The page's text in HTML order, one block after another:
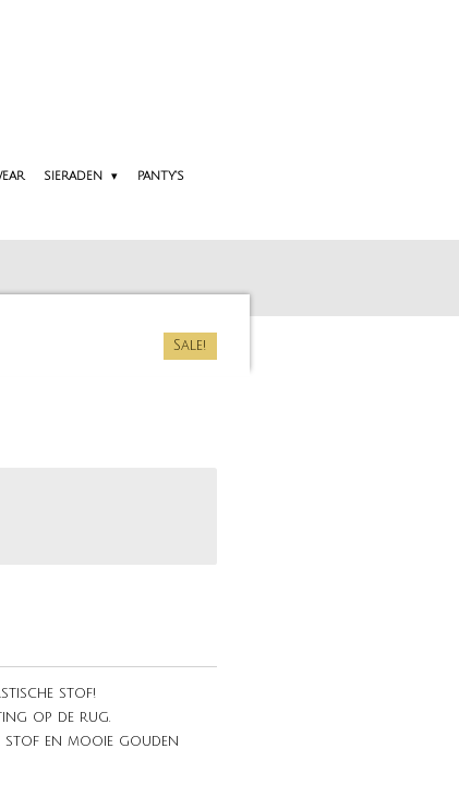
SIERADEN PANTY'S
Sale!
stof!
op de rug.
stof en mooie gouden